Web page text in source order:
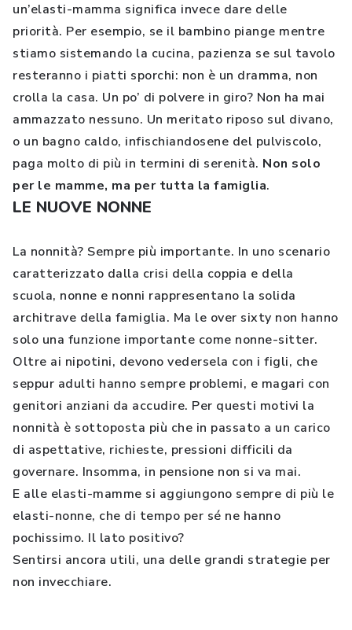
un’elasti-mamma significa invece dare delle
priorità. Per esempio, se il bambino piange mentre
stiamo sistemando la cucina, pazienza se sul tavolo
resteranno i piatti sporchi: non è un dramma, non
crolla la casa. Un po’ di polvere in giro? Non ha mai
ammazzato nessuno. Un meritato riposo sul divano,
o un bagno caldo, infischiandosene del pulviscolo,
paga molto di più in termini di serenità. Non solo
per le mamme, ma per tutta la famiglia.
LE NUOVE NONNE
La nonnità? Sempre più importante. In uno scenario
caratterizzato dalla crisi della coppia e della
scuola, nonne e nonni rappresentano la solida
architrave della famiglia. Ma le over sixty non hanno
solo una funzione importante come nonne-sitter.
Oltre ai nipotini, devono vedersela con i figli, che
seppur adulti hanno sempre problemi, e magari con
genitori anziani da accudire. Per questi motivi la
nonnità è sottoposta più che in passato a un carico
di aspettative, richieste, pressioni difficili da
governare. Insomma, in pensione non si va mai.
E alle elasti-mamme si aggiungono sempre di più le
elasti-nonne, che di tempo per sé ne hanno
pochissimo. Il lato positivo?
Sentirsi ancora utili, una delle grandi strategie per
non invecchiare.